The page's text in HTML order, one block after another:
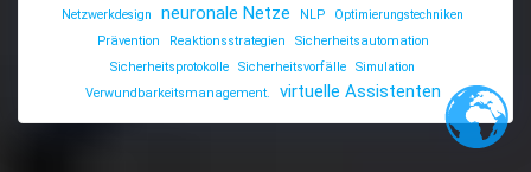
Netzwerkdesign
neuronale Netze NLP
Optimierungstechniken
Prävention
Reaktionsstrategien
Sicherheitsautomation
Sicherheitsprotokolle
Sicherheitsvorfälle
Simulation
Verwundbarkeitsmanagement.
virtuelle Assistenten